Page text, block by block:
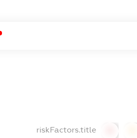
riskFactors.title